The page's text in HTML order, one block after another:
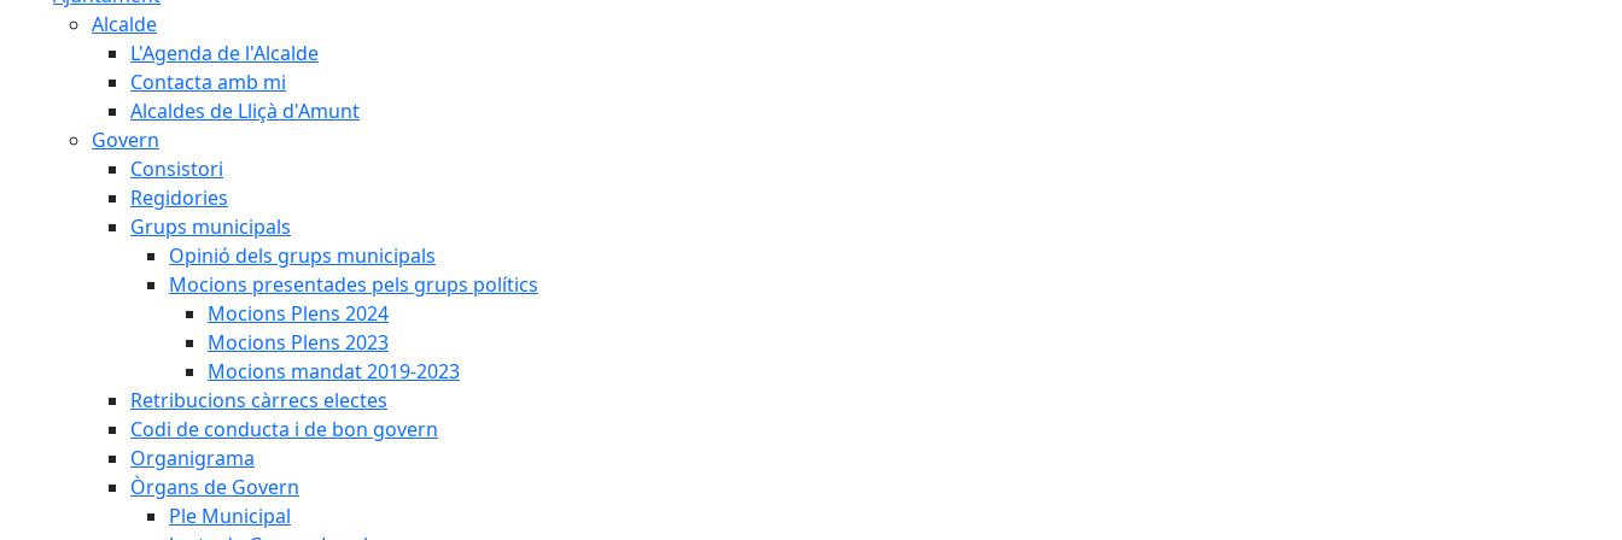
Alcalde
L'Agenda de l'Alcalde
Contacta amb mi
Alcaldes de Lliçà d'Amunt
Govern
Consistori
Regidories
Grups municipals
Opinió dels grups municipals
Mocions presentades pels grups polítics
Mocions Plens 2024
Mocions Plens 2023
Mocions mandat 2019-2023
Retribucions càrrecs electes
Codi de conducta i de bon govern
Organigrama
Òrgans de Govern
Ple Municipal